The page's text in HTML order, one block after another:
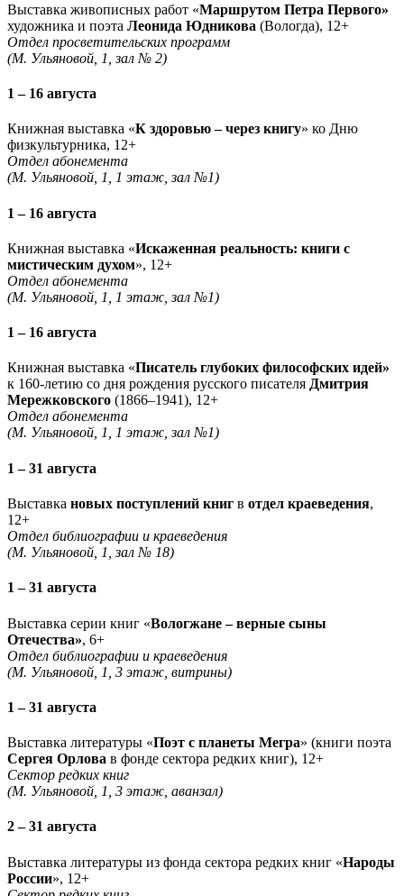
Выставка живописных работ «Маршрутом Петра Первого»
художника и поэта Леонида Юдникова (Вологда), 12+
Отдел просветительских программ
(М. Ульяновой, 1, зал № 2)
1 – 16 августа
Книжная выставка «К здоровью – через книгу» ко Дню
физкультурника, 12+
Отдел абонемента
(М. Ульяновой, 1, 1 этаж, зал №1)
1 – 16 августа
Книжная выставка «Искаженная реальность: книги с
мистическим духом», 12+
Отдел абонемента
(М. Ульяновой, 1, 1 этаж, зал №1)
1 – 16 августа
Книжная выставка «Писатель глубоких философских идей»
к 160-летию со дня рождения русского писателя Дмитрия
Мережковского (1866–1941), 12+
Отдел абонемента
(М. Ульяновой, 1, 1 этаж, зал №1)
1 – 31 августа
Выставка новых поступлений книг в отдел краеведения,
12+
Отдел библиографии и краеведения
(М. Ульяновой, 1, зал № 18)
1 – 31 августа
Выставка серии книг «Вологжане – верные сыны
Отечества», 6+
Отдел библиографии и краеведения
(М. Ульяновой, 1, 3 этаж, витрины)
1 – 31 августа
Выставка литературы «Поэт с планеты Мегра» (книги поэта
Сергея Орлова в фонде сектора редких книг), 12+
Сектор редких книг
(М. Ульяновой, 1, 3 этаж, аванзал)
2 – 31 августа
Выставка литературы из фонда сектора редких книг «Народы
России», 12+